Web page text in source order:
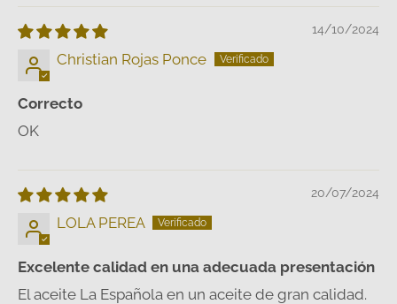
14/10/2024
Christian Rojas Ponce
Correcto
OK
20/07/2024
LOLA PEREA
Excelente calidad en una adecuada presentación
El aceite La Española en un aceite de gran calidad.